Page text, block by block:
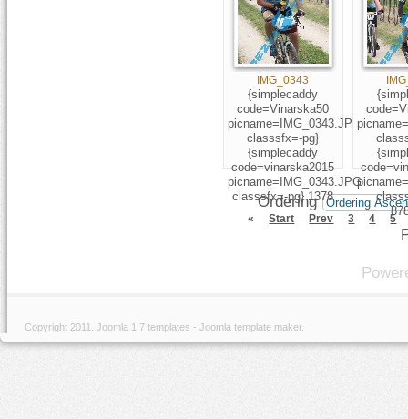
IMG_0343
{simplecaddy
code=Vinarska50
picname=IMG_0343.JPG
classsfx=-pg}
{simplecaddy
code=vinarska2015
picname=IMG_0343.JPG
classsfx=-pg} 1378
Ordering
« Start Prev 3 4 5
Copyright 2011.Joomla 1.7 templates -Joomla template maker.